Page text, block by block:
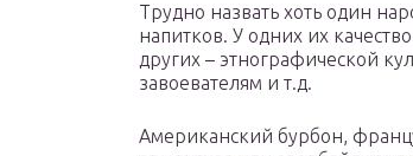
Трудно назвать хоть один
напитков. У одних их
других – этнографической
завоевателям и т.д.
Американский бурбон,